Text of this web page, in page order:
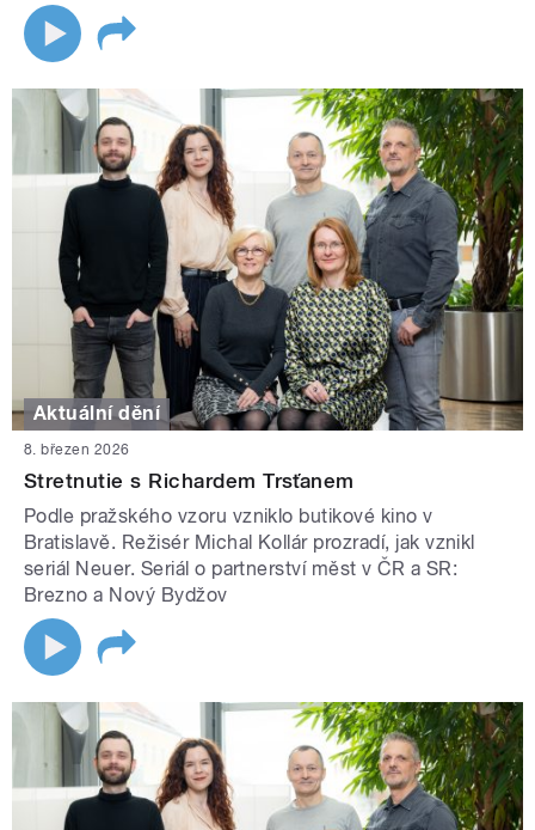
Aktuální dění
8. březen 2026
Stretnutie s Richardem Trsťanem
Podle pražského vzoru vzniklo butikové kino v
Bratislavě. Režisér Michal Kollár prozradí, jak vznikl
seriál Neuer. Seriál o partnerství měst v ČR a SR:
Brezno a Nový Bydžov